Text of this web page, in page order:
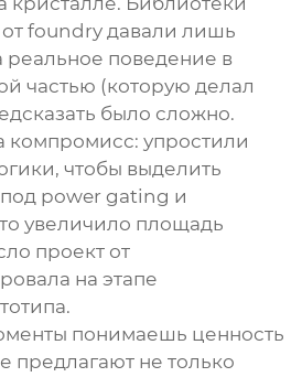
foundry давали лишь
реальное поведение в
частью (которую делал
было сложно.
упростили
чтобы выделить
power gating и
увеличило площадь
проект от
на этапе
понимаешь ценность
предлагают не только